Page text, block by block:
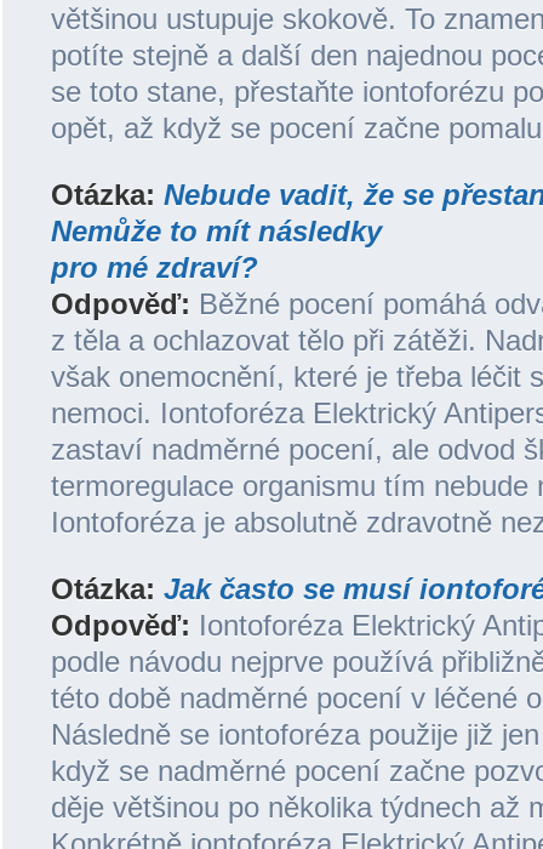
většinou ustupuje skokově. To
potíte stejně a další den najednou
se toto stane, přestaňte iontoforézu
opět, až když se pocení začne
Otázka: Nebude vadit, že se
Nemůže to mít následky
pro mé zdraví?
Odpověď: Běžné pocení pomáhá
z těla a ochlazovat tělo při zátěži.
však onemocnění, které je třeba léčit
nemoci. Iontoforéza Elektrický
zastaví nadměrné pocení, ale odvod
termoregulace organismu tím nebude
Iontoforéza je absolutně zdravotně
Otázka: Jak často se musí
Odpověď: Iontoforéza Elektrický
podle návodu nejprve používá
této době nadměrné pocení v léčené
Následně se iontoforéza použije již
když se nadměrné pocení začne
děje většinou po několika týdnech až